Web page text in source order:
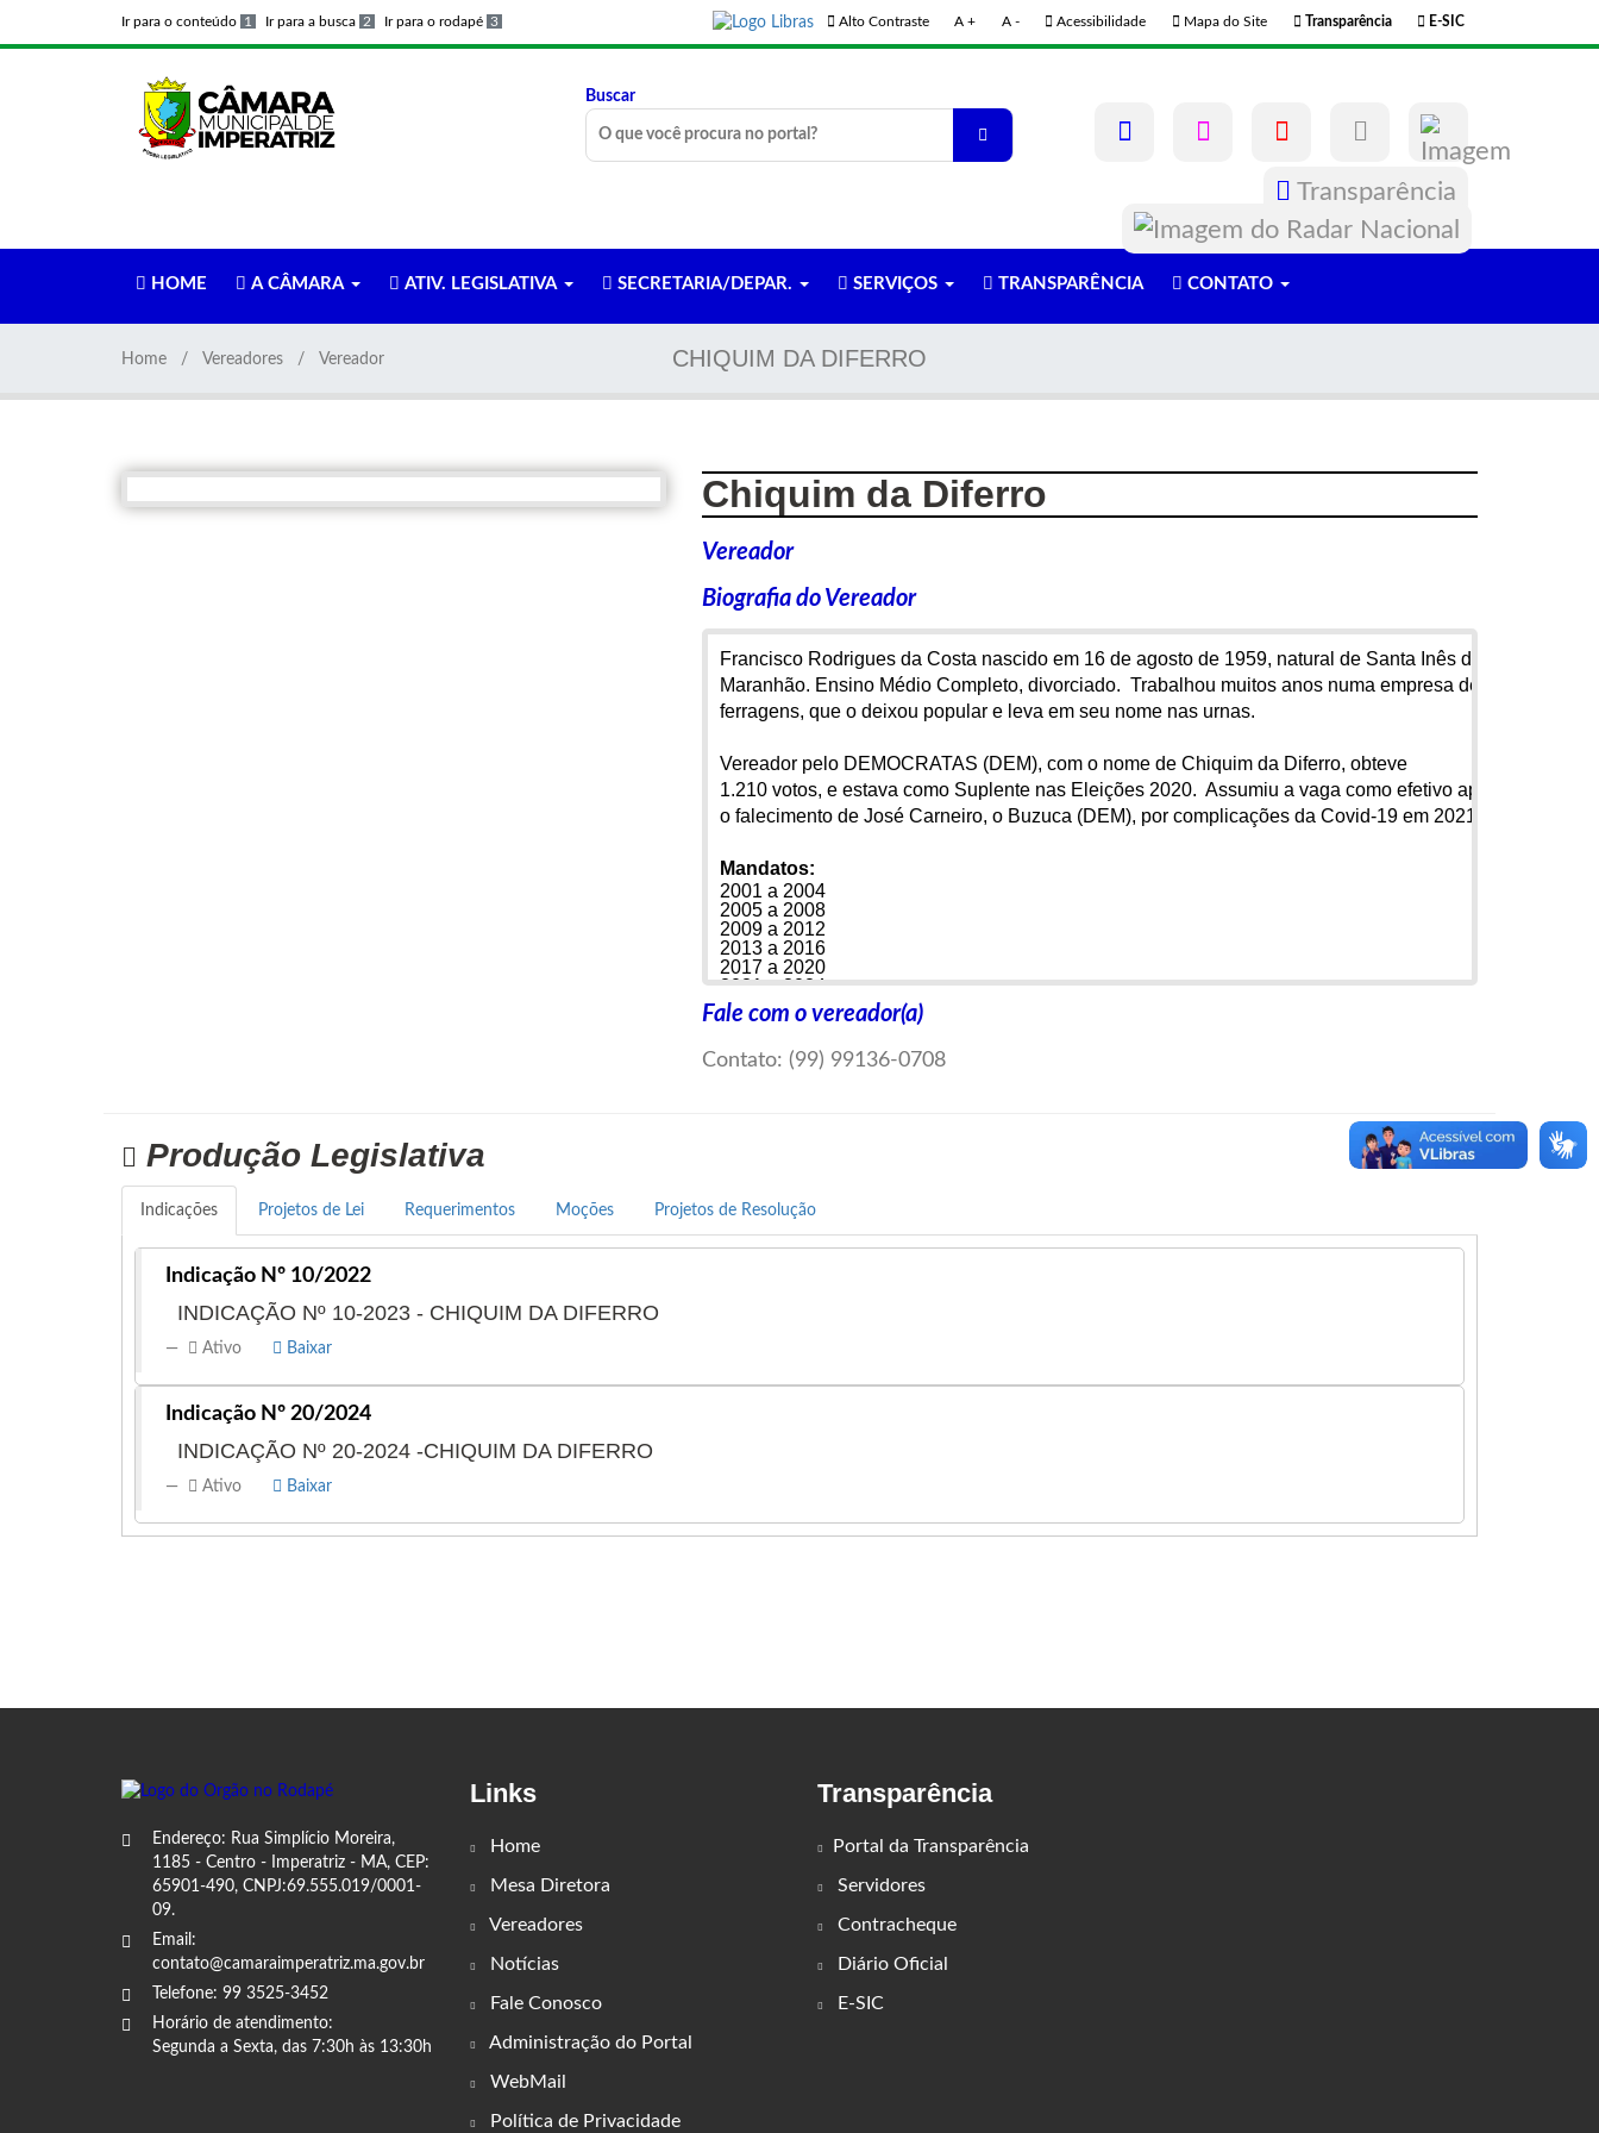
Ir para o conteúdo 1 Ir para a busca 2 Ir para o rodapé 3 Alto Contraste A + A - Acessibilidade Mapa do Site Transparência E-SIC
Buscar
Transparência
HOME A CÂMARA ATIV. LEGISLATIVA SECRETARIA/DEPAR. SERVIÇOS TRANSPARÊNCIA CONTATO
CHIQUIM DA DIFERRO
Home Vereadores Vereador
Chiquim da Diferro
Vereador
Biografia do Vereador
Francisco Rodrigues da Costa nascido em 16 de agosto de 1959, natural de Santa Inês do
Maranhão. Ensino Médio Completo, divorciado. Trabalhou muitos anos numa empresa de
ferragens, que o deixou popular e leva em seu nome nas urnas.
Vereador pelo DEMOCRATAS (DEM), com o nome de Chiquim da Diferro, obteve
1.210 votos, e estava como Suplente nas Eleições 2020. Assumiu a vaga como efetivo após
o falecimento de José Carneiro, o Buzuca (DEM), por complicações da Covid-19 em 2021.
Mandatos:
2001 a 2004
2005 a 2008
2009 a 2012
2013 a 2016
2017 a 2020
2021 a 2024
Rua D, nº 630 – Bairro Bom Sucesso
Redes Sociais:
Instagram:@chiquimdadiferrovereador
Fale com o vereador(a)
Contato: (99) 99136-0708
Produção Legislativa
Indicações Projetos de Lei Requerimentos Moções Projetos de Resolução
Indicação Nº 10/2022
INDICAÇÃO Nº 10-2023 - CHIQUIM DA DIFERRO
Ativo Baixar
Indicação Nº 20/2024
INDICAÇÃO Nº 20-2024 -CHIQUIM DA DIFERRO
Ativo Baixar
Endereço: Rua Simplício Moreira,
1185 - Centro - Imperatriz - MA, CEP:
65901-490, CNPJ:69.555.019/0001-
09.
Email:
contato@camaraimperatriz.ma.gov.br
Telefone: 99 3525-3452
Horário de atendimento:
Segunda a Sexta, das 7:30h às 13:30h
Links
Home
Mesa Diretora
Vereadores
Notícias
Fale Conosco
Administração do Portal
WebMail
Política de Privacidade
Transparência
Portal da Transparência
Servidores
Contracheque
Diário Oficial
E-SIC